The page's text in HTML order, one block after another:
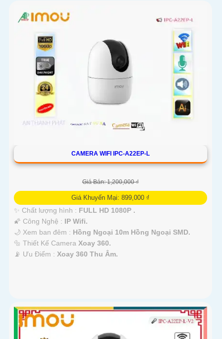
CAMERA WIFI IPC-A22EP-L
Giá Bán: 1,200,000 ₫
Giá Khuyến Mại: 899,000 ₫
✨ Chất lượng hình : FULL HD 1080P .
🌠 Công Nghệ : IP Wifi.
🌙 Xem ban đêm : Hồng Ngoại 10m Hồng Ngoại SMD.
🔩 Thiết Kế Camera Xoay 360.
️📡 Ưu Điểm : Xoay 360 Thu Âm.